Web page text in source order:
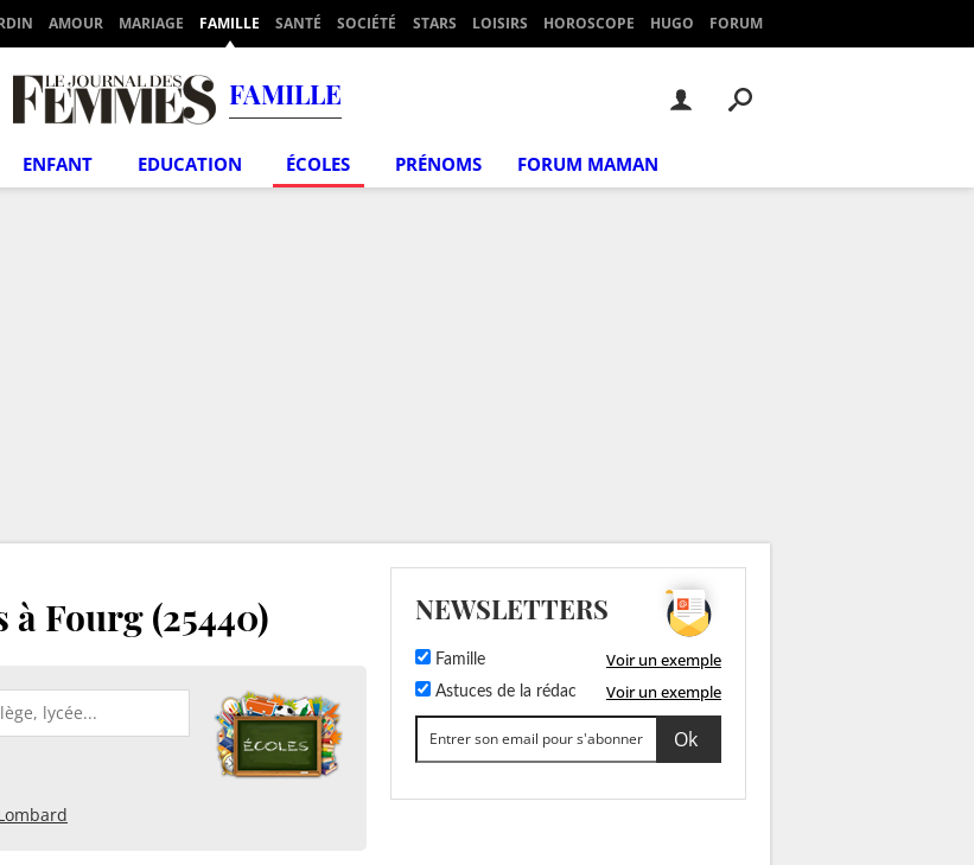
AMOUR MARIAGE FAMILLE SANTÉ SOCIÉTÉ STARS LOISIRS HOROSCOPE HUGO FORUM
FAMILLE
ENFANT EDUCATION ÉCOLES PRÉNOMS FORUM MAMAN
à Fourg (25440) NEWSLETTERS
Famille Voir un exemple
Astuces de la rédac Voir un exemple